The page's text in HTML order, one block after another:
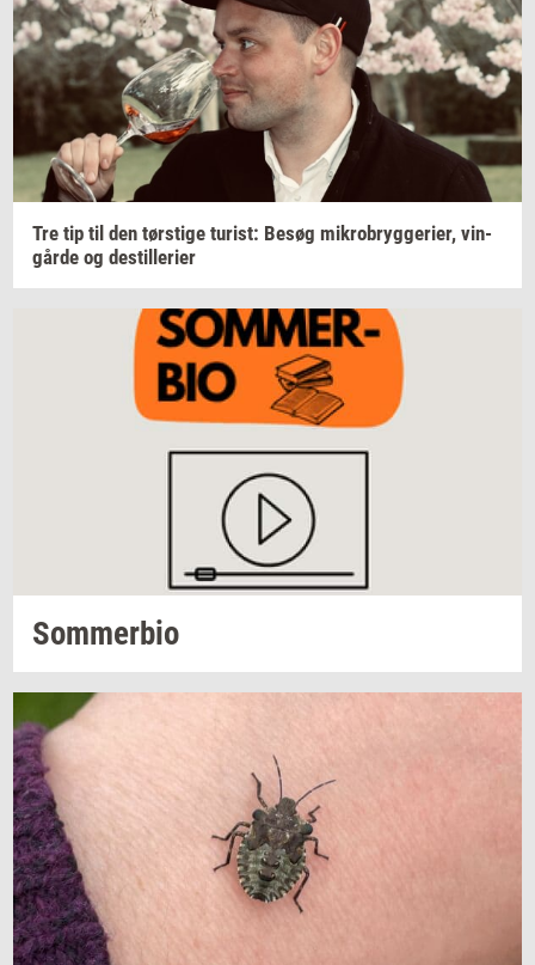
Tre tip til den tørsti­ge turist: Besøg mi­kro­bryg­ge­ri­er, vin­
går­de og destil­le­ri­er
Som­mer­bio